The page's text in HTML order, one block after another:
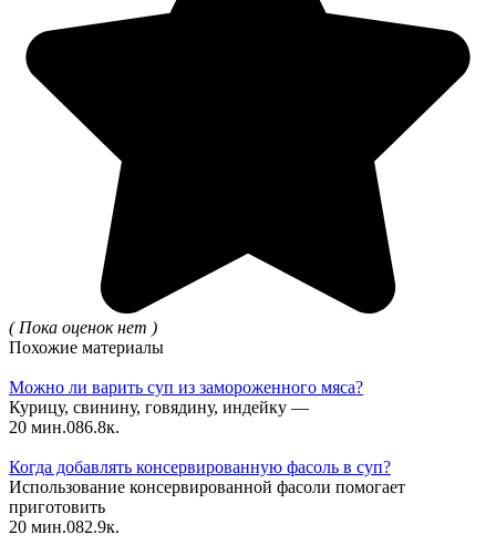
( Пока оценок нет )
Похожие материалы
Можно ли варить суп из замороженного мяса?
Курицу, свинину, говядину, индейку —
20 мин.086.8к.
Когда добавлять консервированную фасоль в суп?
Использование консервированной фасоли помогает
приготовить
20 мин.082.9к.